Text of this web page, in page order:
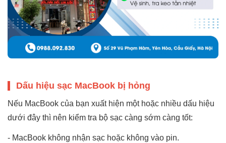
Dấu hiệu sạc MacBook bị hỏng
Nếu MacBook của bạn xuất hiện một hoặc nhiều dấu hiệu
dưới đây thì nên kiểm tra bộ sạc càng sớm càng tốt:
- MacBook không nhận sạc hoặc không vào pin.